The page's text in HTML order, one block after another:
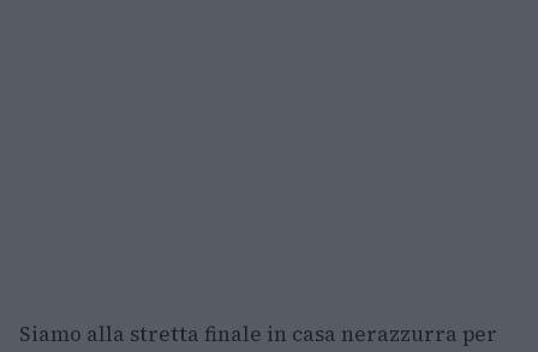
Siamo alla stretta finale in casa nerazzurra per